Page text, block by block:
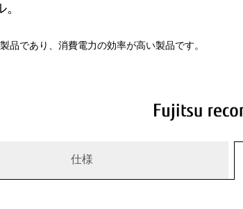
であり、消費電力の効率が高い製品です。
仕様